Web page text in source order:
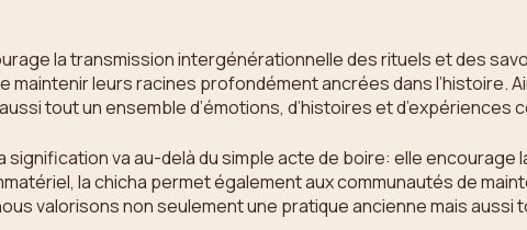
la transmission intergénérationnelle des rituels et des
leurs racines profondément ancrées dans l’histoire.
tout un ensemble d’émotions, d’histoires et
signification va au-delà du simple acte de boire: elle
la chicha permet également aux communautés de
valorisons non seulement une pratique ancienne mais aussi